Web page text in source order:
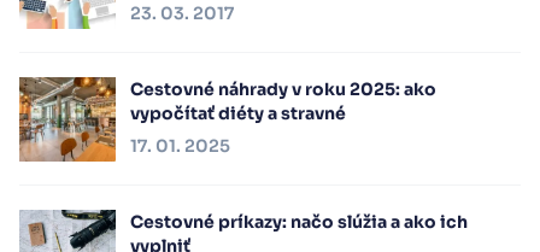
23. 03. 2017
Cestovné náhrady v roku 2025: ako
vypočítať diéty a stravné
17. 01. 2025
Cestovné príkazy: načo slúžia a ako ich
vyplniť